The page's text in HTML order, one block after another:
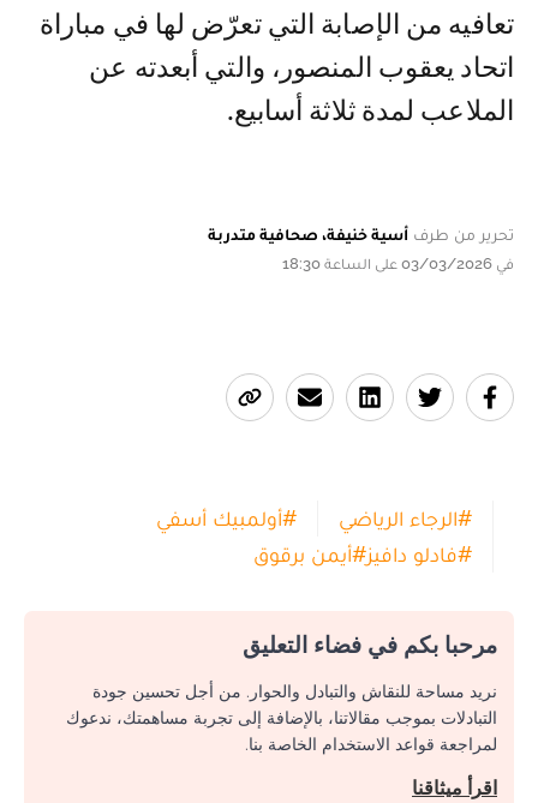
تعافيه من الإصابة التي تعرّض لها في مباراة
اتحاد يعقوب المنصور، والتي أبعدته عن
الملاعب لمدة ثلاثة أسابيع.
تحرير من طرف أسية خنيفة، صحافية متدربة
في 03/03/2026 على الساعة 18:30
#الرجاء الرياضي #أولمبيك أسفي
#فادلو دافيز#أيمن برقوق
مرحبا بكم في فضاء التعليق
نريد مساحة للنقاش والتبادل والحوار. من أجل تحسين جودة
التبادلات بموجب مقالاتنا، بالإضافة إلى تجربة مساهمتك، ندعوك
لمراجعة قواعد الاستخدام الخاصة بنا.
اقرأ ميثاقنا